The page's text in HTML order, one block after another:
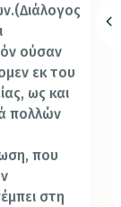
ούσαν
εκ του
ως και
πολλών
που
στη